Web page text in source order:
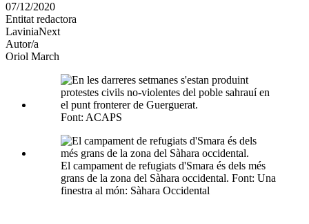
altres
xarxes
socials
07/12/2020
Entitat redactora
LaviniaNext
Autor/a
Oriol March
Font: ACAPS
El campament de refugiats d'Smara és dels més
grans de la zona del Sàhara occidental. Font: Una
finestra al món: Sàhara Occidental